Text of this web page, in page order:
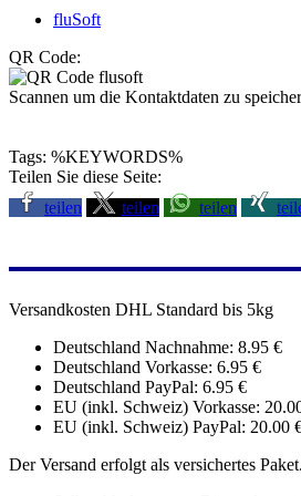
fluSoft
QR Code:
Scannen um die Kontaktdaten zu
Tags: %KEYWORDS%
Teilen Sie diese Seite:
teilen
teilen teilen
Versandkosten DHL Standard bis 5kg
Deutschland Nachnahme: 8.95 €
Deutschland Vorkasse: 6.95 €
Deutschland PayPal: 6.95 €
EU (inkl. Schweiz) Vorkasse:
EU (inkl. Schweiz) PayPal: 20.00
Der Versand erfolgt als versichertes Paket.